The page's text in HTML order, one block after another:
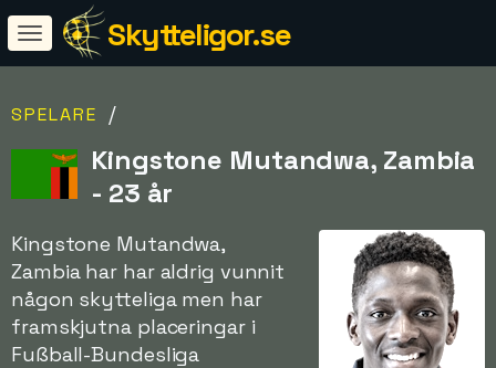
Skytteligor.se
SPELARE /
Kingstone Mutandwa, Zambia
- 23 år
Kingstone Mutandwa,
Zambia har har aldrig vunnit
någon skytteliga men har
framskjutna placeringar i
Fußball-Bundesliga